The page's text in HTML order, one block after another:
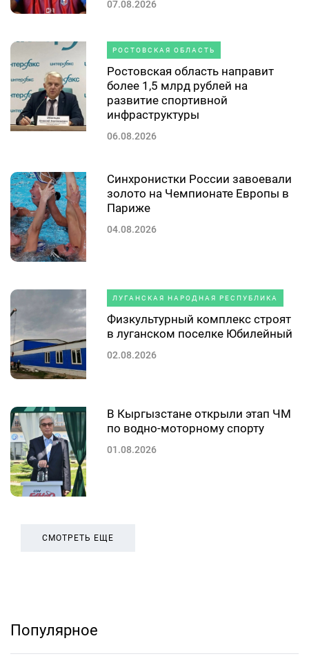
07.08.2026
РОСТОВСКАЯ ОБЛАСТЬ
Ростовская область направит
более 1,5 млрд рублей на
развитие спортивной
инфраструктуры
06.08.2026
Синхронистки России завоевали
золото на Чемпионате Европы в
Париже
04.08.2026
ЛУГАНСКАЯ НАРОДНАЯ РЕСПУБЛИКА
Физкультурный комплекс строят
в луганском поселке Юбилейный
02.08.2026
В Кыргызстане открыли этап ЧМ
по водно-моторному спорту
01.08.2026
СМОТРЕТЬ ЕЩЕ
Популярное